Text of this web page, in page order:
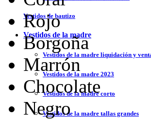
Vestidos de bautizo
Vestidos de la madre
Vestidos de la madre liquidación y
Vestidos de la madre 2023
Vestidos de la madre corto
Vestidos de la madre tallas grandes
Rojo
Borgoña
Marrón
Chocolate
Negro